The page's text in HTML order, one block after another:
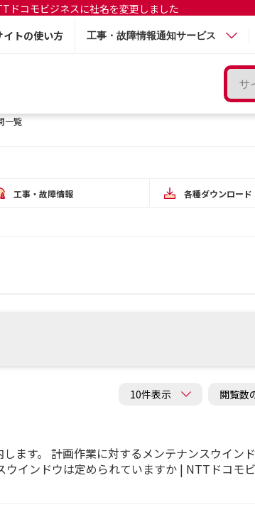
ドコモビジネスに社名を変更しました
イトの使い方 工事・故障情報通知サービス
一覧
工事・故障情報 各種ダウンロード
ます。 計画作業に対するメンテナンスウイン
インドウは定められていますか | NTTドコモ